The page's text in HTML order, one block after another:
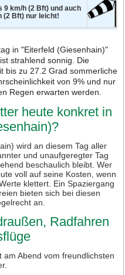
9 km/h (2 Bft) und auch
(2 Bft) nur leicht!
in "Eiterfeld (Giesenhain)"
strahlend sonnig. Die
bis zu 27.2 Grad sommerliche
von 9% und nur
Regen erwarten werden.
heute konkret in
wird an diesem Tag aller
und unaufgeregter Tag
beschaulich bleibt. Wer
voll auf seine Kosten, wenn
klettert. Ein Spaziergang
bieten sich bei diesen
an.
Radfahren
Abend vom freundlichsten